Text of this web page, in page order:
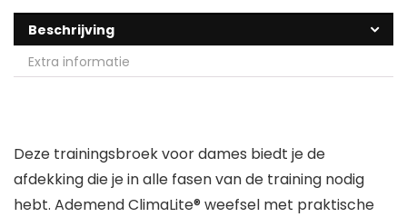
Beschrijving
Extra informatie
Deze trainingsbroek voor dames biedt je de
afdekking die je in alle fasen van de training nodig
hebt. Ademend ClimaLite® weefsel met praktische